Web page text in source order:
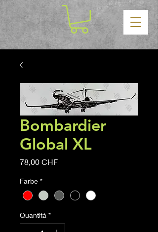
Bombardier
Global XL
78,00 CHFPrezzo
Farbe *
Quantità *